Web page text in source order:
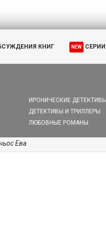
КНИГ NEW СЕРИИ
ИРОНИЧЕСКИЕ ДЕТЕКТИВЫ
ДЕТЕКТИВЫ И ТРИЛЛЕРЫ
ЛЮБОВНЫЕ РОМАНЫ
Ева